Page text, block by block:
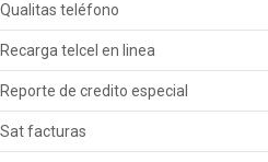
Qualitas teléfono
Recarga telcel en linea
Reporte de credito especial
Sat facturas